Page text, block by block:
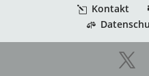
Kontakt